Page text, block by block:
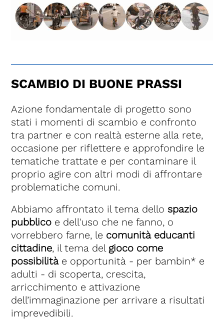
SCAMBIO DI BUONE PRASSI
Azione fondamentale di progetto sono
stati i momenti di scambio e confronto
tra partner e con realtà esterne alla rete,
occasione per riflettere e approfondire le
tematiche trattate e per contaminare il
proprio agire con altri modi di affrontare
problematiche comuni.
Abbiamo affrontato il tema dello spazio
pubblico e dell'uso che ne fanno, o
vorrebbero farne, le comunità educanti
cittadine, iltema del gioco come
possibilitàe opportunità - per bambin* e
adulti - di scoperta, crescita,
arricchimento e attivazione
dell’immaginazione per arrivare a risultati
imprevedibili.